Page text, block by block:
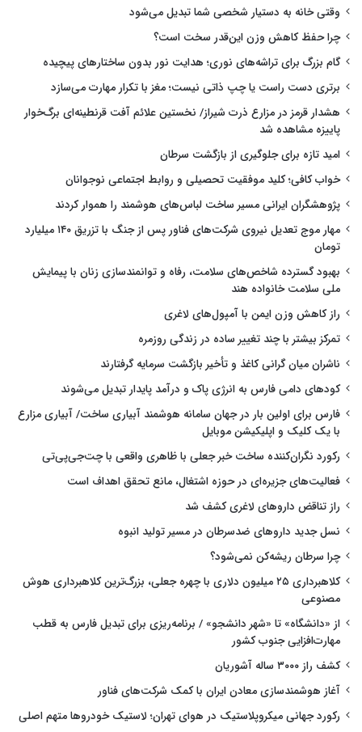
وقتی خانه به دستیار شخصی شما تبدیل می‌شود
چرا حفظ کاهش وزن این‌قدر سخت است؟
گام بزرگ برای تراشه‌های نوری؛ هدایت نور بدون ساختارهای پیچیده
برتری دست راست یا چپ ذاتی نیست؛ مغز با تکرار مهارت می‌سازد
هشدار قرمز در مزارع ذرت شیراز/ نخستین علائم آفت قرنطینه‌ای برگ‌خوار
پاییزه مشاهده شد
امید تازه برای جلوگیری از بازگشت سرطان
خواب کافی؛ کلید موفقیت تحصیلی و روابط اجتماعی نوجوانان
پژوهشگران ایرانی مسیر ساخت لباس‌های هوشمند را هموار کردند
مهار موج تعدیل نیروی شرکت‌های فناور پس از جنگ با تزریق ۱۴۰ میلیارد
تومان
بهبود گسترده شاخص‌های سلامت، رفاه و توانمندسازی زنان با پیمایش
ملی سلامت خانواده هند
راز کاهش وزن ایمن با آمپول‌های لاغری
تمرکز بیشتر با چند تغییر ساده در زندگی روزمره
ناشران میان گرانی کاغذ و تأخیر بازگشت سرمایه گرفتارند
کودهای دامی فارس به انرژی پاک و درآمد پایدار تبدیل می‌شوند
فارس برای اولین بار در جهان سامانه هوشمند آبیاری ساخت/ آبیاری مزارع
با یک کلیک و اپلیکیشن موبایل
رکورد نگران‌کننده ساخت خبر جعلی با ظاهری واقعی با چت‌جی‌پی‌تی
فعالیت‌های جزیره‌ای در حوزه اشتغال، مانع تحقق اهداف است
راز تناقض داروهای لاغری کشف شد
نسل جدید داروهای ضدسرطان در مسیر تولید انبوه
چرا سرطان ریشه‌کن نمی‌شود؟
کلاهبرداری ۲۵ میلیون دلاری با چهره جعلی، بزرگ‌ترین کلاهبرداری هوش
مصنوعی
از «دانشگاه» تا «شهر دانشجو» / برنامه‌ریزی برای تبدیل فارس به قطب
مهارت‌افزایی جنوب کشور
کشف راز ۳۰۰۰ ساله آشوریان
آغاز هوشمندسازی معادن ایران با کمک شرکت‌های فناور
رکورد جهانی میکروپلاستیک در هوای تهران؛ لاستیک خودروها متهم اصلی